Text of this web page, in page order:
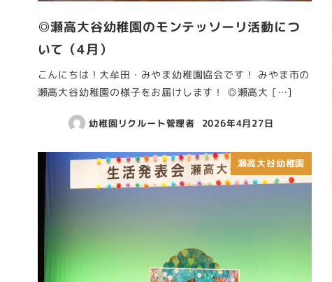
◎瀬高大谷幼稚園のモンテッソーリ活動につ
いて（4月）
こんにちは！大牟田・みやま幼稚園協会です！ みやま市の
瀬高大谷幼稚園の様子をお届けします！ ◎瀬高大 […]
幼稚園リクルート管理者 2026年4月27日
瀬高大谷幼稚園